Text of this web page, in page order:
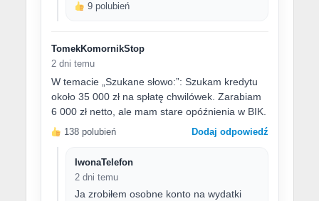
9 polubień
TomekKomornikStop
2 dni temu
W temacie „Szukane słowo:”: Szukam kredytu
około 35 000 zł na spłatę chwilówek. Zarabiam
6 000 zł netto, ale mam stare opóźnienia w BIK.
138 polubień Dodaj odpowiedź
IwonaTelefon
2 dni temu
Ja zrobiłem osobne konto na wydatki